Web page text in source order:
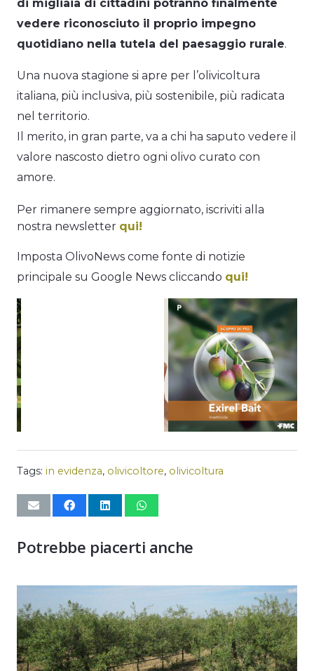
di migliaia di cittadini potranno finalmente
vedere riconosciuto il proprio impegno
quotidiano nella tutela del paesaggio rurale.
Una nuova stagione si apre per l’olivicoltura
italiana, più inclusiva, più sostenibile, più radicata
nel territorio.
Il merito, in gran parte, va a chi ha saputo vedere il
valore nascosto dietro ogni olivo curato con
amore.
Per rimanere sempre aggiornato, iscriviti alla
nostra newsletter qui!
Imposta OlivoNews come fonte di notizie
principale su Google News cliccando qui!
Tags: in evidenza, olivicoltore, olivicoltura
Potrebbe piacerti anche